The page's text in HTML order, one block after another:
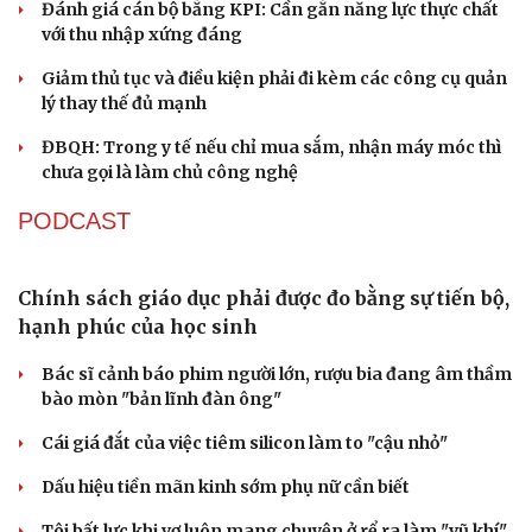
hành chính - chính trị tỉnh
Cà Mau bổ nhiệm 3 phó giám đốc sở
Bổ nhiệm 2 Thứ trưởng Bộ Ngoại giao
Đại tá Lê Hồng Giang giữ chức Phó Giám đốc Công an
Cao Bằng
Sau 1 tháng sáp nhập tổ dân phố: Công nghệ không thể
QUỐC HỘI
ĐBQH đề xuất nhiều giải pháp hoàn thiện Luật
phòng chống vũ khí hủy diệt hàng loạt
Luật Phòng, chống phổ biến vũ khí hủy diệt hàng loạt
không cản trở hoạt động dân sự
Đánh giá cán bộ bằng KPI: Cần gắn năng lực thực chất